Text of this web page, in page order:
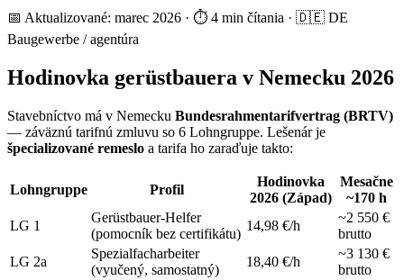
📅 Aktualizované: marec 2026 · ⏱ 4 min čítania · 🇩🇪 DE
Baugewerbe / agentúra
Hodinovka gerüstbauera v Nemecku 2026
Stavebníctvo má v Nemecku Bundesrahmentarifvertrag (BRTV)
— záväznú tarifnú zmluvu so 6 Lohngruppe. Lešenár je
špecializované remeslo a tarifa ho zaraďuje takto:
Lohngruppe Profil
Hodinovka
2026 (Západ)
Mesačne
~170 h
LG 1
Gerüstbauer-Helfer
(pomocník bez certifikátu)
14,98 €/h
~2 550 €
brutto
LG 2a
Spezialfacharbeiter
(vyučený, samostatný)
18,40 €/h
~3 130 €
brutto